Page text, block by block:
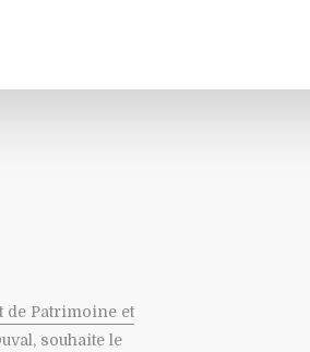
de Patrimoine et
souhaite le